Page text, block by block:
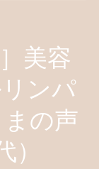
美容
ンパ
の声